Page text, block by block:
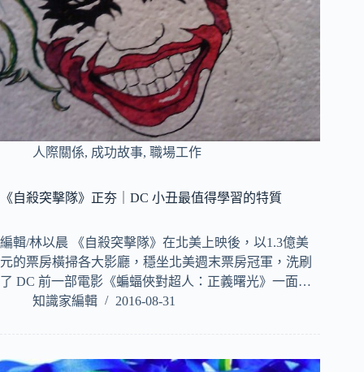
人際關係, 成功故事, 職場工作
《自殺突擊隊》正夯｜DC 小丑最值得學習的特質
編輯/林以晨 《自殺突擊隊》在北美上映後，以1.3億美
元的票房橫掃各大影廳，穩坐北美週末票房冠軍，洗刷
了 DC 前一部電影《蝙蝠俠對超人：正義曙光》一面…
知識家編輯
2016-08-31